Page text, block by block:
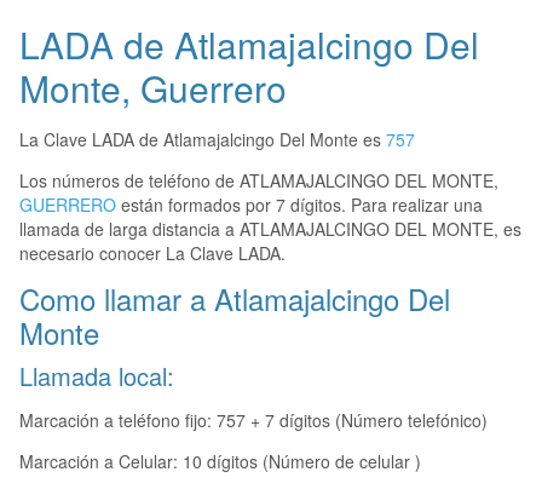
LADA de Atlamajalcingo Del
Monte, Guerrero
La Clave LADA de Atlamajalcingo Del Monte es 757
Los números de teléfono de ATLAMAJALCINGO DEL MONTE,
GUERRERO están formados por 7 dígitos. Para realizar una
llamada de larga distancia a ATLAMAJALCINGO DEL MONTE, es
necesario conocer La Clave LADA.
Como llamar a Atlamajalcingo Del
Monte
Llamada local:
Marcación a teléfono fijo: 757 + 7 dígitos (Número telefónico)
Marcación a Celular: 10 dígitos (Número de celular )